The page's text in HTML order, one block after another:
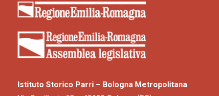
Istituto Storico Parri – Bologna Metropolitana